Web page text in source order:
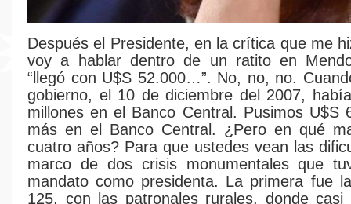
Después el Presidente, en la crítica que me
voy a hablar dentro de un ratito en
“llegó con U$S 52.000…”. No, no, no.
gobierno, el 10 de diciembre del 2007,
millones en el Banco Central. Pusimos U$S
más en el Banco Central. ¿Pero en qué
cuatro años? Para que ustedes vean las
marco de dos crisis monumentales que
mandato como presidenta. La primera fue
125, con las patronales rurales, donde